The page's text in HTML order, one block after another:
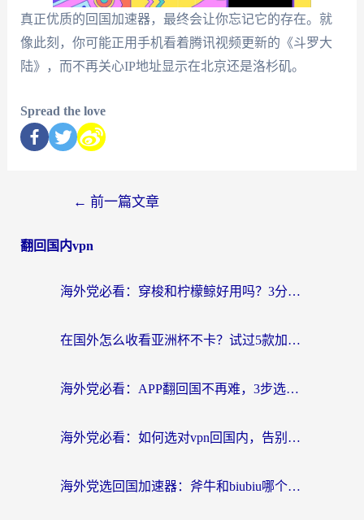
真正优质的回国加速器，最终会让你忘记它的存在。就
像此刻，你可能正用手机看着腾讯视频更新的《斗罗大
陆》，而不再关心IP地址显示在北京还是洛杉矶。
Spread the love
← 前一篇文章
翻回国内vpn
海外党必看：穿梭和柠檬鲸好用吗？3分钟教你选对回国加速器
在国外怎么收看亚洲杯不卡？试过5款加速器后，我选了这一个（附避坑指南）
海外党必看：APP翻回国不再难，3步选对加速器实现无缝访问国内资源
海外党必看：如何选对vpn回国内，告别地区限制畅玩国内资源？
海外党选回国加速器：斧牛和biubiu哪个好？附3款热门工具对比+避坑指南